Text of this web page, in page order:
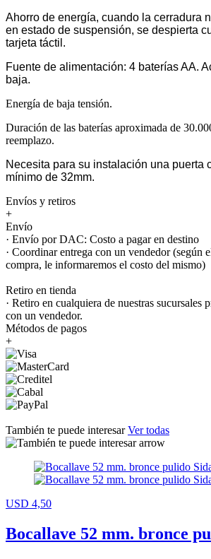
Ahorro de energía, cuando la cerradura
en estado de suspensión, se despierta
tarjeta táctil.
Fuente de alimentación: 4 baterías AA.
baja.
Energía de baja tensión.
Duración de las baterías aproximada de
reemplazo.
Necesita para su instalación una puerta
mínimo de 32mm.
Envíos y retiros
+
Envío
· Envío por DAC: Costo a pagar en destino
· Coordinar entrega con un vendedor (según
compra, le informaremos el costo del mismo)
Retiro en tienda
· Retiro en cualquiera de nuestras sucursales
con un vendedor.
Métodos de pagos
+
También te puede interesarVer todas
USD 4,50
Bocallave 52 mm. bronce